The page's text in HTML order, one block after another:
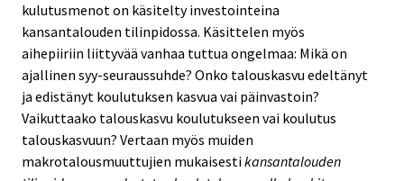
kulutusmenot on käsitelty investointeina
kansantalouden tilinpidossa. Käsittelen myös
aihepiiriin liittyvää vanhaa tuttua ongelmaa: Mikä on
ajallinen syy-seuraussuhde? Onko talouskasvu edeltänyt
ja edistänyt koulutuksen kasvua vai päinvastoin?
Vaikuttaako talouskasvu koulutukseen vai koulutus
talouskasvuun? Vertaan myös muiden
makrotalousmuuttujien mukaisestikansantalouden